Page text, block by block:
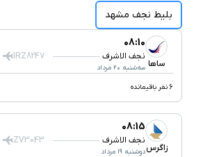
بلیط نجف مشهد
ساها
08:10
نجف الاشرف IRZ8247
سه‌شنبه ۲۰ مرداد
6 نفر باقیمانده
زاگرس
08:15
نجف الاشرف ZV3043
دوشنبه ۱۹ مرداد